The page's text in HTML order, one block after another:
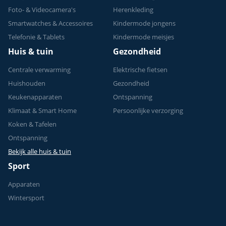
Foto- & Videocamera's
Smartwatches & Accessoires
Telefonie & Tablets
Herenkleding
Kindermode jongens
Kindermode meisjes
Huis & tuin
Centrale verwarming
Huishouden
Keukenapparaten
Klimaat & Smart Home
Koken & Tafelen
Ontspanning
Bekijk alle huis & tuin
Gezondheid
Elektrische fietsen
Gezondheid
Ontspanning
Persoonlijke verzorging
Sport
Apparaten
Wintersport